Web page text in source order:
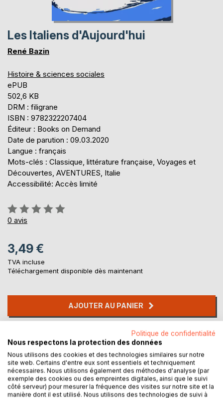
Les Italiens d'Aujourd'hui
René Bazin
Histoire & sciences sociales
ePUB
502,6 KB
DRM : filigrane
ISBN : 9782322207404
Éditeur : Books on Demand
Date de parution : 09.03.2020
Langue : français
Mots-clés : Classique, littérature française, Voyages et
Découvertes, AVENTURES, Italie
Accessibilité: Accès limité
Évaluation:
0%
0 avis
3,49 €
TVA incluse
Téléchargement disponible dès maintenant
AJOUTER AU PANIER
Laisser un avis
Politique de confidentialité
Nous respectons la protection des données
Nous utilisons des cookies et des technologies similaires sur notre
site web. Certains d'entre eux sont essentiels et techniquement
nécessaires. Nous utilisons également des méthodes d'analyse (par
exemple des cookies ou des empreintes digitales, ainsi que le suivi
côté serveur) pour mesurer la fréquence des visites sur notre site et la
manière dont il est utilisé. Nous utilisons des technologies de suivi à